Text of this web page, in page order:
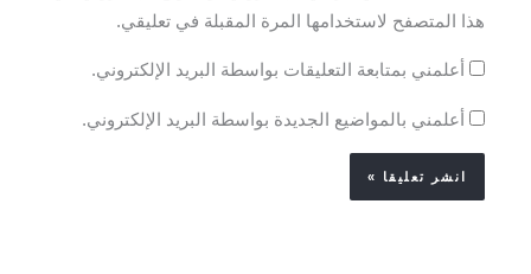
هذا المتصفح لاستخدامها المرة المقبلة في تعليقي.
أعلمني بمتابعة التعليقات بواسطة البريد الإلكتروني.
أعلمني بالمواضيع الجديدة بواسطة البريد الإلكتروني.